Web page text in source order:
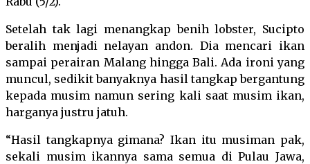
Setelah tak lagi menangkap benih lobster, Sucipto
beralih menjadi nelayan andon. Dia mencari ikan
sampai perairan Malang hingga Bali. Ada ironi yang
muncul, sedikit banyaknya hasil tangkap bergantung
kepada musim namun sering kali saat musim ikan,
harganya justru jatuh.
“Hasil tangkapnya gimana? Ikan itu musiman pak,
sekali musim ikannya sama semua di Pulau Jawa,